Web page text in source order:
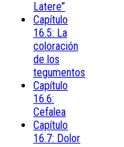
Latere”
Capítulo
16.5: La
coloración
de los
tegumentos
Capítulo
16.6:
Cefalea
Capítulo
16.7: Dolor